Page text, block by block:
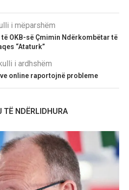
i mëparshëm
OKB-së Çmimin Ndërkombëtar të
“Ataturk”
i ardhshëm
online raportojnë probleme
TË NDËRLIDHURA